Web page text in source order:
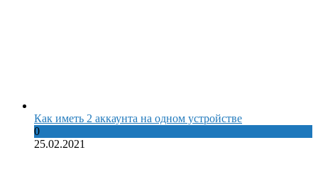
Как иметь 2 аккаунта на одном устройстве
0
25.02.2021